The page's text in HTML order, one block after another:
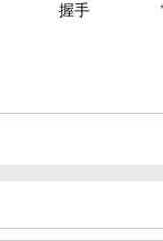
握手